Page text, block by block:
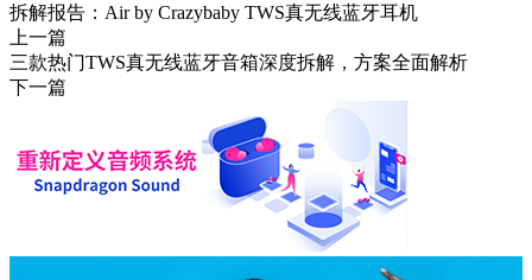
拆解报告：Air by Crazybaby TWS真无线蓝牙耳机
上一篇
三款热门TWS真无线蓝牙音箱深度拆解，方案全面解析
下一篇